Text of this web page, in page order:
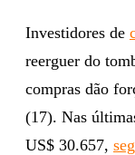
Investidores de
reerguer do
compras dão
(17). Nas
US$ 30.657,